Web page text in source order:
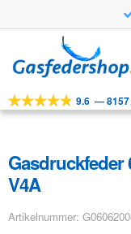
Navigation
springen
Inhalt
springen
Werkzeuge
Anwendungen
9.6 —
Gasdruckfeder
V4A
Artikelnummer: